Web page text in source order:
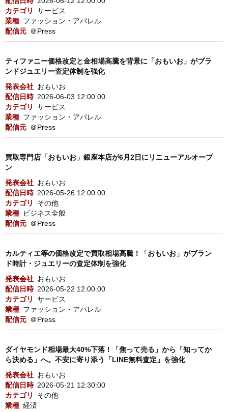
カテゴリ
サービス
業種 ファッション・アパレル
配信元 ＠Press
ティファニー価格改定と金相場高騰を背景に「おもいお」がブラ
ンドジュエリー査定体制を強化
発表会社 おもいお
配信日時 2026-06-03 12:00:00
カテゴリ
サービス
業種 ファッション・アパレル
配信元 ＠Press
買取専門店「おもいお」銀座本店が6月2日にリニューアルオープ
ン
発表会社 おもいお
配信日時 2026-05-26 12:00:00
カテゴリ
その他
業種 ビジネス全般
配信元 ＠Press
カルティエ等の価格改定で買取相場高騰！「おもいお」がブラン
ド時計・ジュエリーの査定体制を強化
発表会社 おもいお
配信日時 2026-05-22 12:00:00
カテゴリ
サービス
業種 ファッション・アパレル
配信元 ＠Press
ダイヤモンド相場最大40%下落！「焦って売る」から「知ってか
ら決める」へ。不安に寄り添う「LINE無料査定」を強化
発表会社 おもいお
配信日時 2026-05-21 12:30:00
カテゴリ
その他
業種 経済